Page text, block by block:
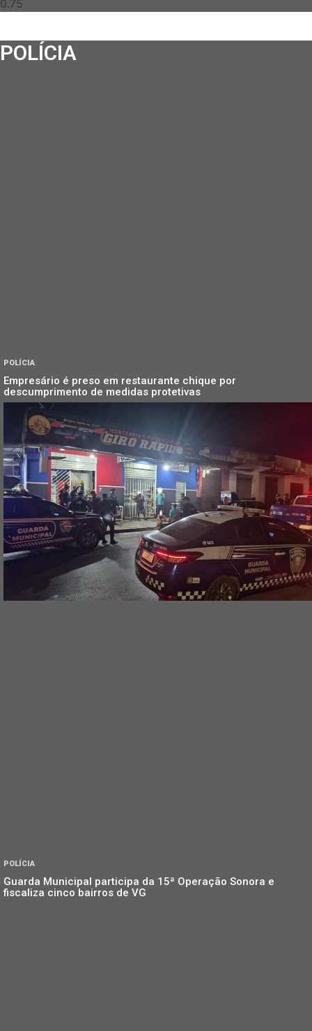
POLÍCIA
POLÍCIA
Empresário é preso em restaurante chique por
descumprimento de medidas protetivas
POLÍCIA
Guarda Municipal participa da 15ª Operação Sonora e
fiscaliza cinco bairros de VG